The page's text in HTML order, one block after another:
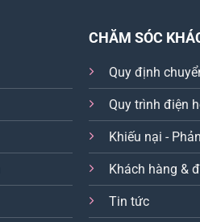
CHĂM SÓC
Quy định
Quy trình điện
Khiếu nại -
Khách hàng &
Tin tức